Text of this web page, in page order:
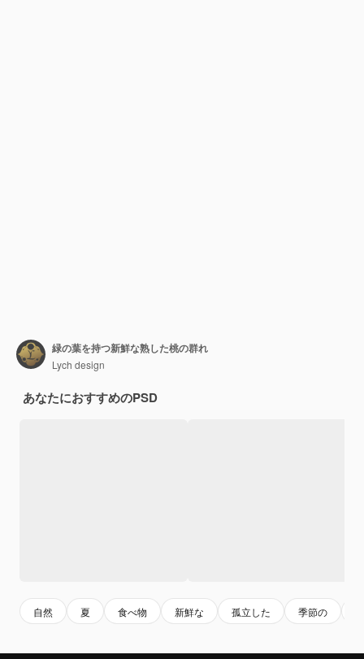
緑の葉を持つ新鮮な熟した桃の群れ
Lych design
あなたにおすすめのPSD
自然 夏 食べ物 新鮮な 孤立した 季節の